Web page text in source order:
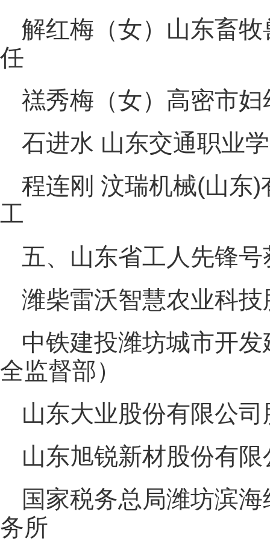
解红梅（女）山东畜
任
禚秀梅（女）高密市
石进水 山东交通职业
程连刚 汶瑞机械(山东
工
五、山东省工人先锋
潍柴雷沃智慧农业科
中铁建投潍坊城市开
全监督部）
山东大业股份有限公
山东旭锐新材股份有
国家税务总局潍坊滨
务所